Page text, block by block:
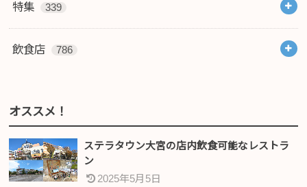
特集 339
飲食店 786
オススメ！
ステラタウン大宮の店内飲食可能なレストラ
ン
2025年5月5日